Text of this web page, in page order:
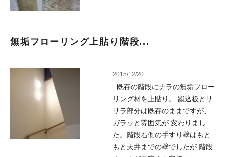
無垢フローリング上貼り階段...
2015/12/20
既存の階段にナラの無垢フロー
リング材を上貼り。 蹴込板とサ
サラ部分は既存のままですが、
ガラッと雰囲気が 変わりまし
た。階段右側の手すり壁はもと
もと天井までの壁でしたが 階段